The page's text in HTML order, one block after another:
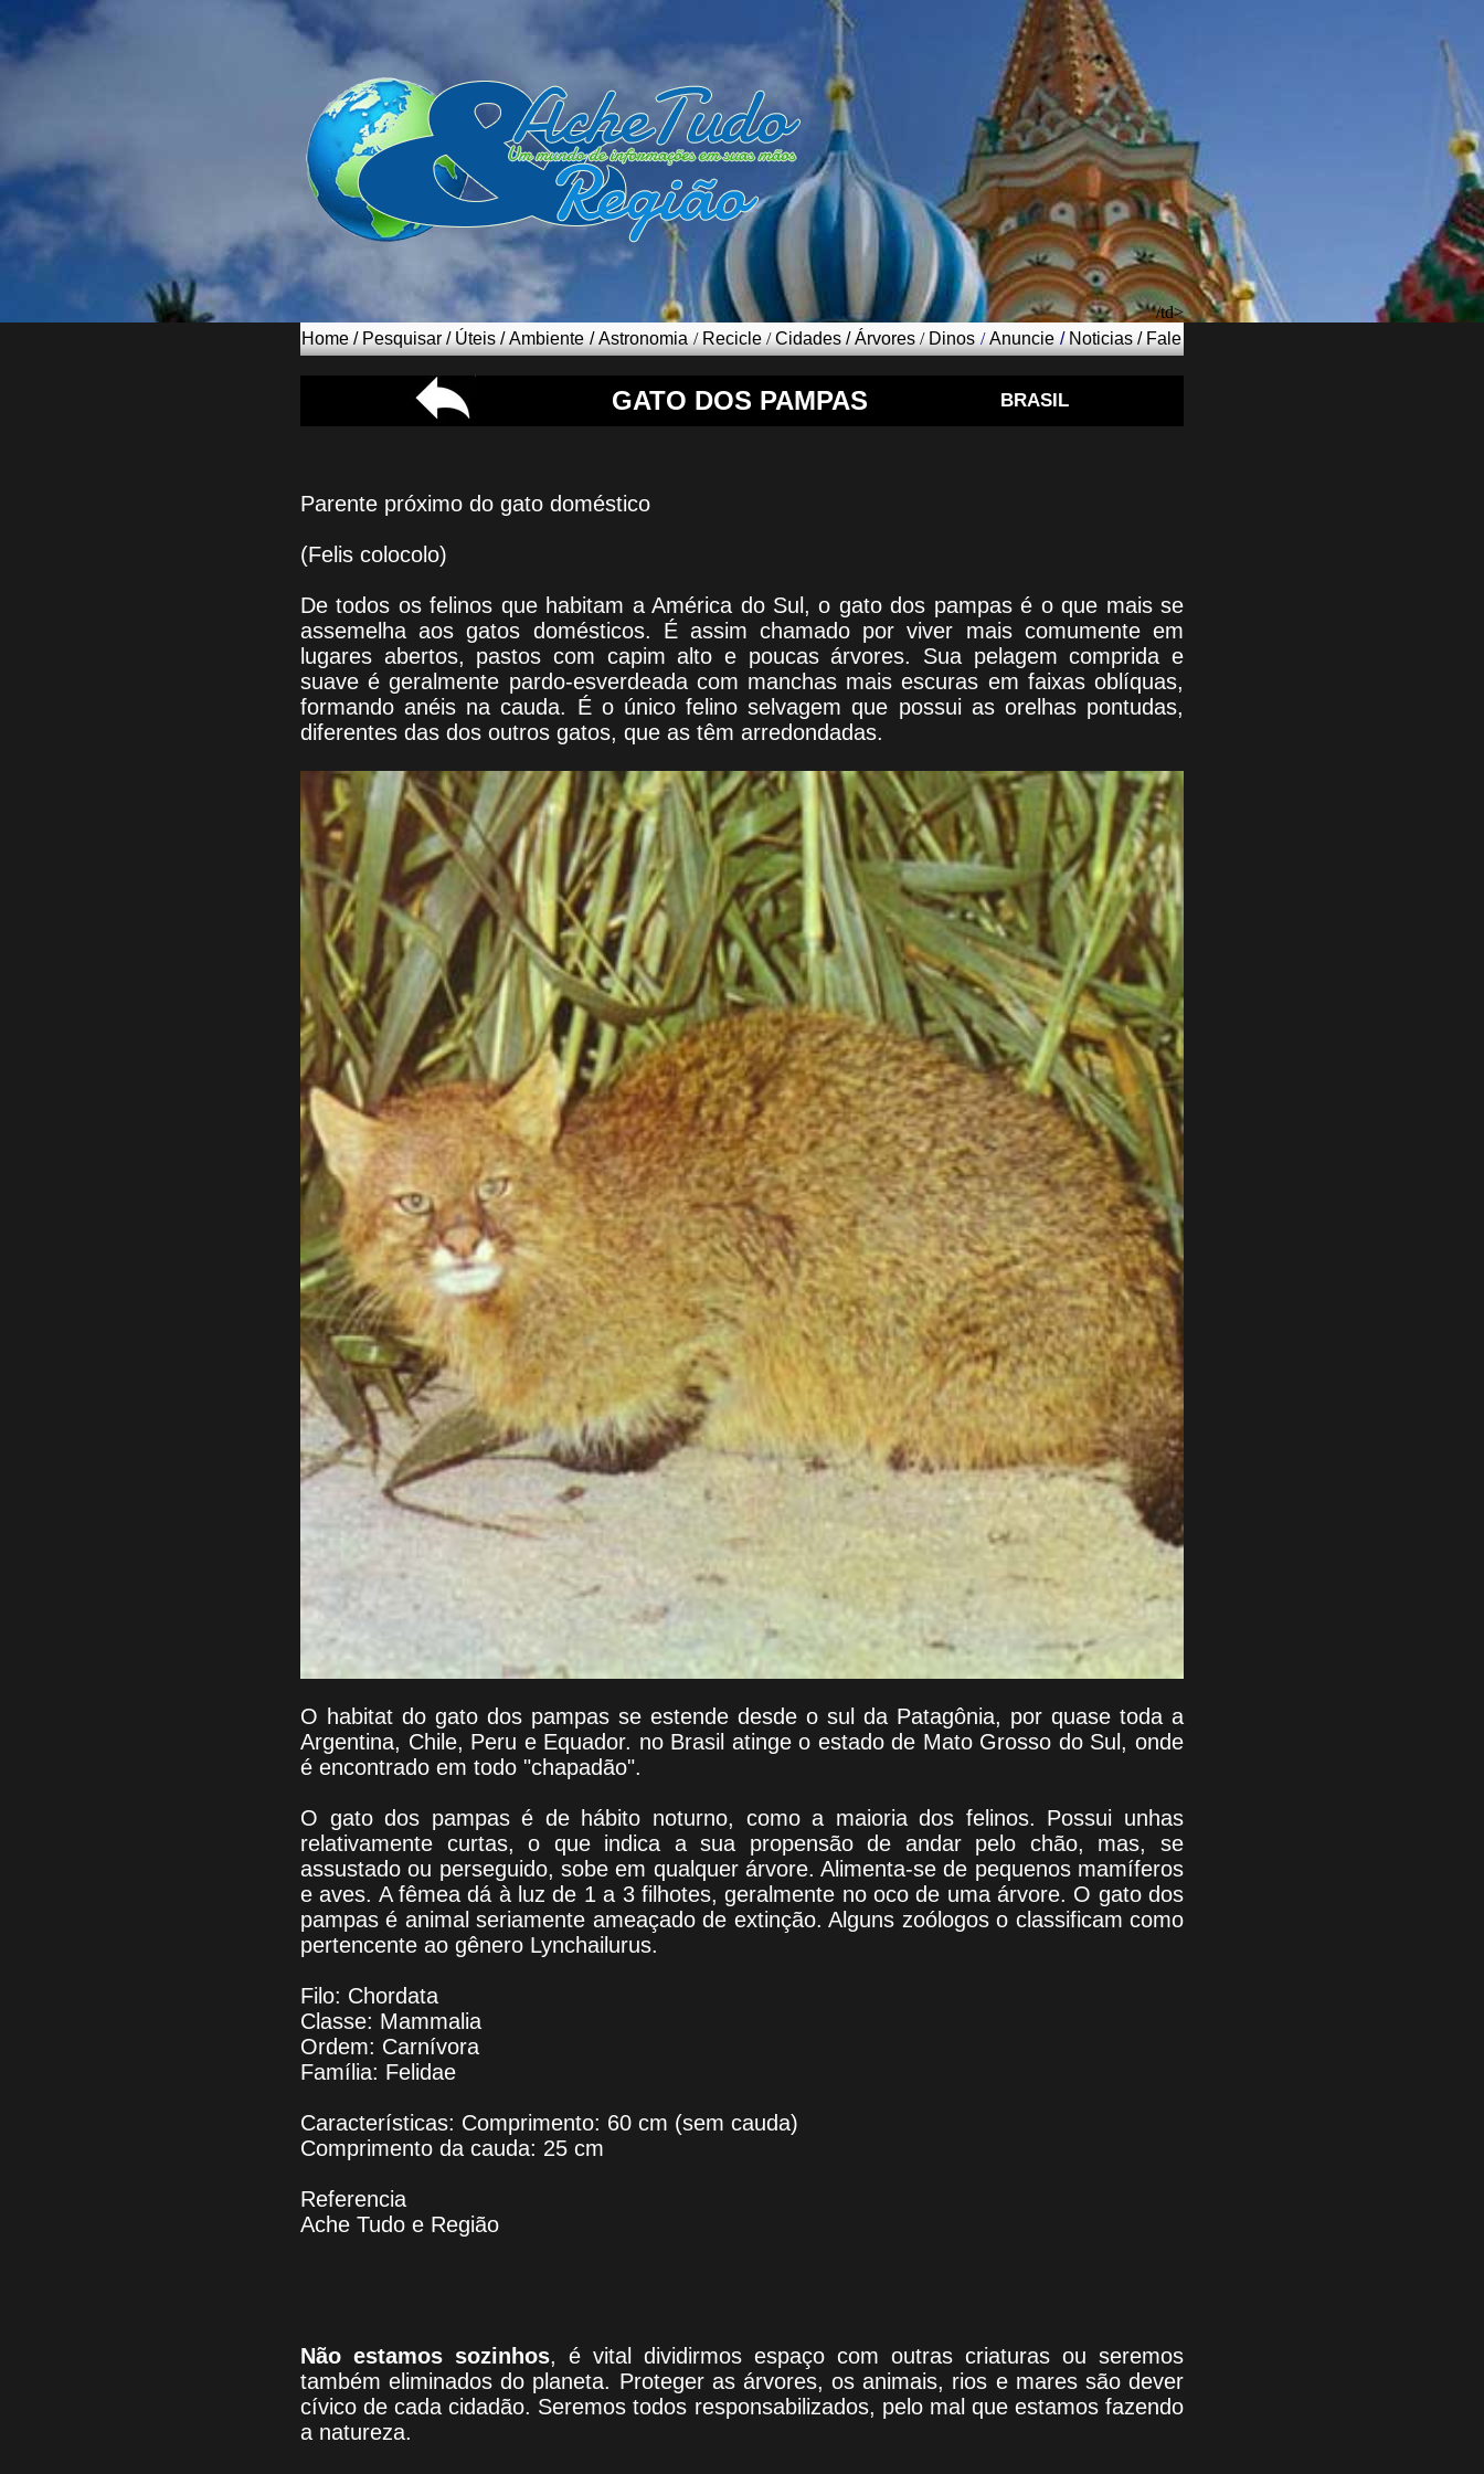
/td>
Home / Pesquisar / Úteis /Ambiente /Astronomia / Recicle /Cidades /Árvores / Dinos /Anuncie / Noticias / Fale
GATO DOS PAMPAS BRASIL
Parente próximo do gato doméstico
(Felis colocolo)
De todos os felinos que habitam a América do Sul, o gato dos pampas é o que mais se
assemelha aos gatos domésticos. É assim chamado por viver mais comumente em
lugares abertos, pastos com capim alto e poucas árvores. Sua pelagem comprida e
suave é geralmente pardo-esverdeada com manchas mais escuras em faixas oblíquas,
formando anéis na cauda. É o único felino selvagem que possui as orelhas pontudas,
diferentes das dos outros gatos, que as têm arredondadas.
O habitat do gato dos pampas se estende desde o sul da Patagônia, por quase toda a
Argentina, Chile, Peru e Equador. no Brasil atinge o estado de Mato Grosso do Sul, onde
é encontrado em todo "chapadão".
O gato dos pampas é de hábito noturno, como a maioria dos felinos. Possui unhas
relativamente curtas, o que indica a sua propensão de andar pelo chão, mas, se
assustado ou perseguido, sobe em qualquer árvore. Alimenta-se de pequenos mamíferos
e aves. A fêmea dá à luz de 1 a 3 filhotes, geralmente no oco de uma árvore. O gato dos
pampas é animal seriamente ameaçado de extinção. Alguns zoólogos o classificam como
pertencente ao gênero Lynchailurus.
Filo: Chordata
Classe: Mammalia
Ordem: Carnívora
Família: Felidae
Características: Comprimento: 60 cm (sem cauda)
Comprimento da cauda: 25 cm
Referencia
Ache Tudo e Região
Não estamos sozinhos, é vital dividirmos espaço com outras criaturas ou seremos
também eliminados do planeta. Proteger as árvores, os animais, rios e mares são dever
cívico de cada cidadão. Seremos todos responsabilizados, pelo mal que estamos fazendo
a natureza.